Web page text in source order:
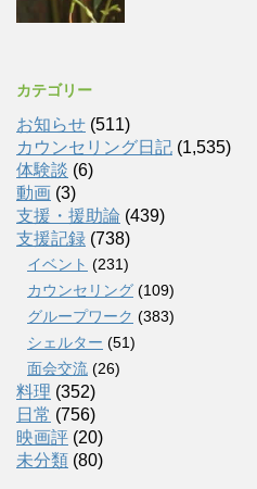
カテゴリー
お知らせ (511)
カウンセリング日記 (1,535)
体験談 (6)
動画 (3)
支援・援助論 (439)
支援記録 (738)
イベント (231)
カウンセリング (109)
グループワーク (383)
シェルター (51)
面会交流 (26)
料理 (352)
日常 (756)
映画評 (20)
未分類 (80)